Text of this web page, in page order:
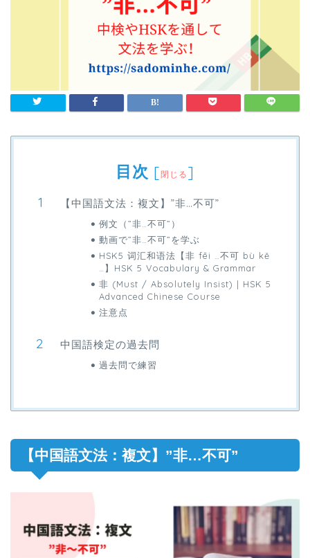
目次 [ 閉じる ]
【中国語文法：複文】”非…不可”
例文（”非…不可”）
動画で”非…不可”を学ぶ
HSK5 词汇和语法【非 fēi …不可 bù kě
…】HSK 5 Vocabulary & Grammar
非 (Must / Absolutely Insist) | HSK 5
Advanced Chinese Course
注意点
中国語検定の過去問
過去問で練習
【中国語文法：複文】”非…不可”